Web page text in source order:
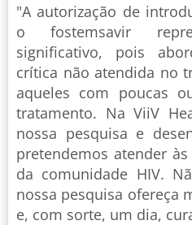
"A autorização de
o fostemsavir
significativo, pois
crítica não atendida no
aqueles com poucas
tratamento. Na ViiV
nossa pesquisa e
pretendemos atender
da comunidade HIV.
nossa pesquisa ofereça
e, com sorte, um dia,